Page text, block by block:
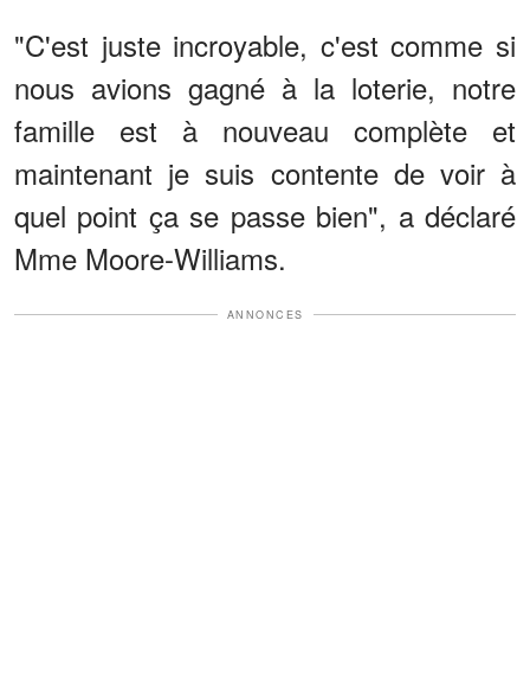
"C'est juste incroyable, c'est comme si
nous avions gagné à la loterie, notre
famille est à nouveau complète et
maintenant je suis contente de voir à
quel point ça se passe bien", a déclaré
Mme Moore-Williams.
ANNONCES